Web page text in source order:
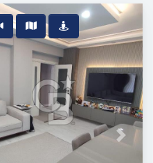
Next